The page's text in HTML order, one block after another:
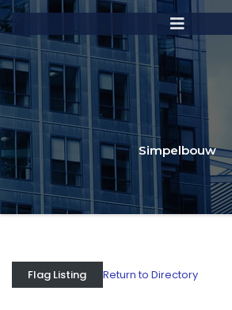
Simpelbouw
Flag Listing Return to Directory